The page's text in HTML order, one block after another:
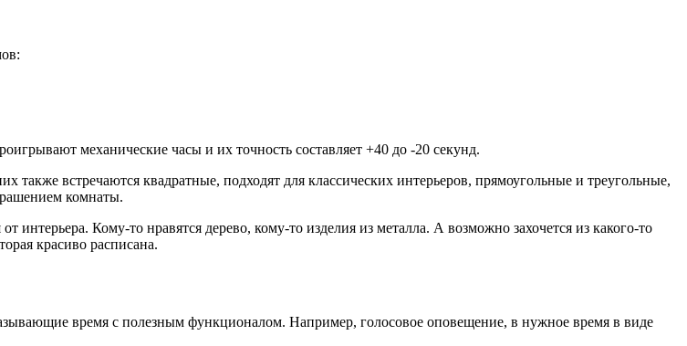
механические часы и их точность составляет +40 до -20 секунд.
встречаются квадратные, подходят для классических интерьеров, прямоугольные и треугольные,
комнаты.
интерьера. Кому-то нравятся дерево, кому-то изделия из металла. А возможно захочется из какого-то
красиво расписана.
время с полезным функционалом. Например, голосовое оповещение, в нужное время в виде